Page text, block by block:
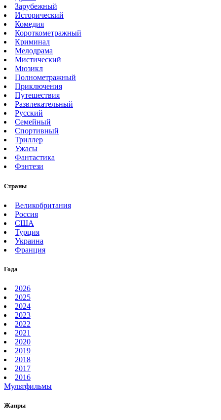
Зарубежный
Исторический
Комедия
Короткометражный
Криминал
Мелодрама
Мистический
Мюзикл
Полнометражный
Приключения
Путешествия
Развлекательный
Русский
Семейный
Спортивный
Триллер
Ужасы
Фантастика
Фэнтези
Страны
Великобритания
Россия
США
Турция
Украина
Франция
Года
2026
2025
2024
2023
2022
2021
2020
2019
2018
2017
2016
Мультфильмы
Жанры